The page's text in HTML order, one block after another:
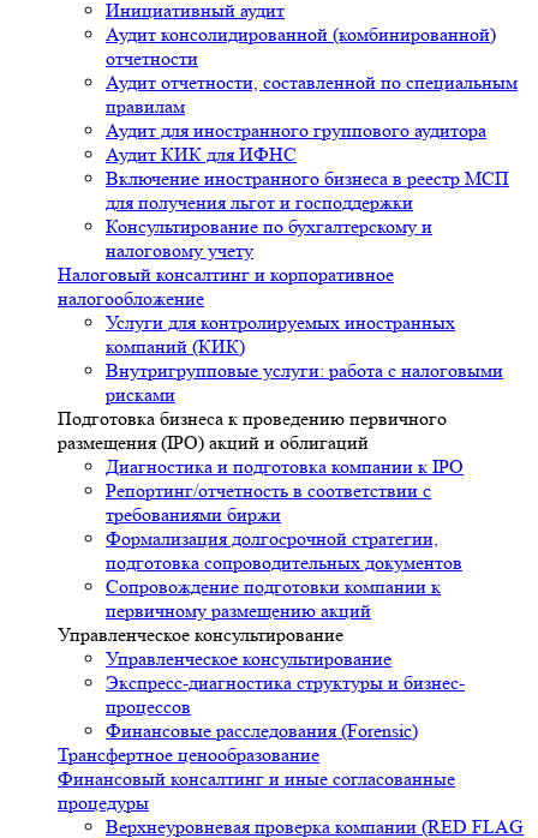
Инициативный аудит
Аудит консолидированной (комбинированной)
отчетности
Аудит отчетности, составленной по специальным
правилам
Аудит для иностранного группового аудитора
Аудит КИК для ИФНС
Включение иностранного бизнеса в реестр МСП
для получения льгот и господдержки
Консультирование по бухгалтерскому и
налоговому учету
Налоговый консалтинг и корпоративное
налогообложение
Услуги для контролируемых иностранных
компаний (КИК)
Внутригрупповые услуги: работа с налоговыми
рисками
Подготовка бизнеса к проведению первичного
размещения (IPO) акций и облигаций
Диагностика и подготовка компании к IPO
Репортинг/отчетность в соответствии с
требованиями биржи
Формализация долгосрочной стратегии,
подготовка сопроводительных документов
Сопровождение подготовки компании к
первичному размещению акций
Управленческое консультирование
Управленческое консультирование
Экспресс-диагностика структуры и бизнес-
процессов
Финансовые расследования (Forensic)
Трансфертное ценообразование
Финансовый консалтинг и иные согласованные
процедуры
Верхнеуровневая проверка компании (RED FLAG